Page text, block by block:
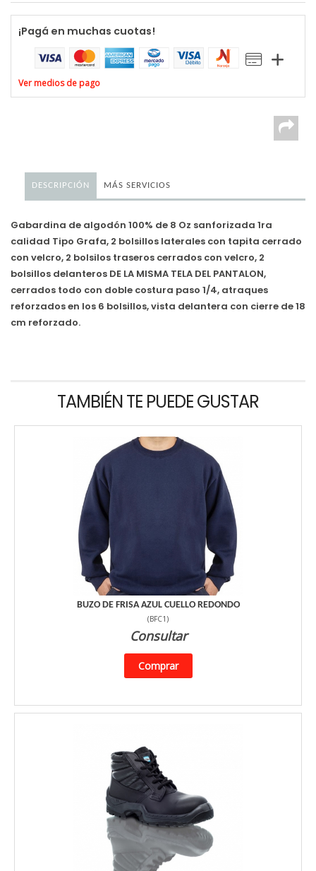
¡Pagá en muchas cuotas!
Ver medios de pago
DESCRIPCIÓN MÁS SERVICIOS
Gabardina de algodón 100% de 8 Oz sanforizada 1ra
calidad Tipo Grafa, 2 bolsillos laterales con tapita cerrado
con velcro, 2 bolsilos traseros cerrados con velcro, 2
bolsillos delanteros DE LA MISMA TELA DEL PANTALON,
cerrados todo con doble costura paso 1/4, atraques
reforzados en los 6 bolsillos, vista delantera con cierre de 18
cm reforzado.
TAMBIÉN TE PUEDE GUSTAR
BUZO DE FRISA AZUL CUELLO REDONDO
(BFC1 )
Consultar
Comprar